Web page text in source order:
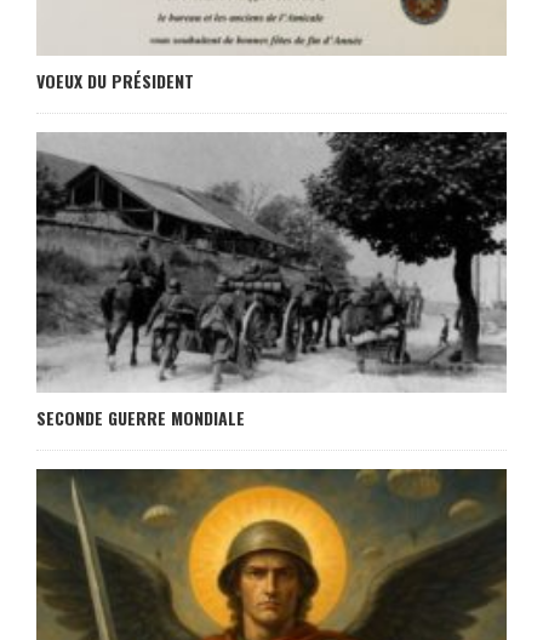
VOEUX DU PRÉSIDENT
SECONDE GUERRE MONDIALE